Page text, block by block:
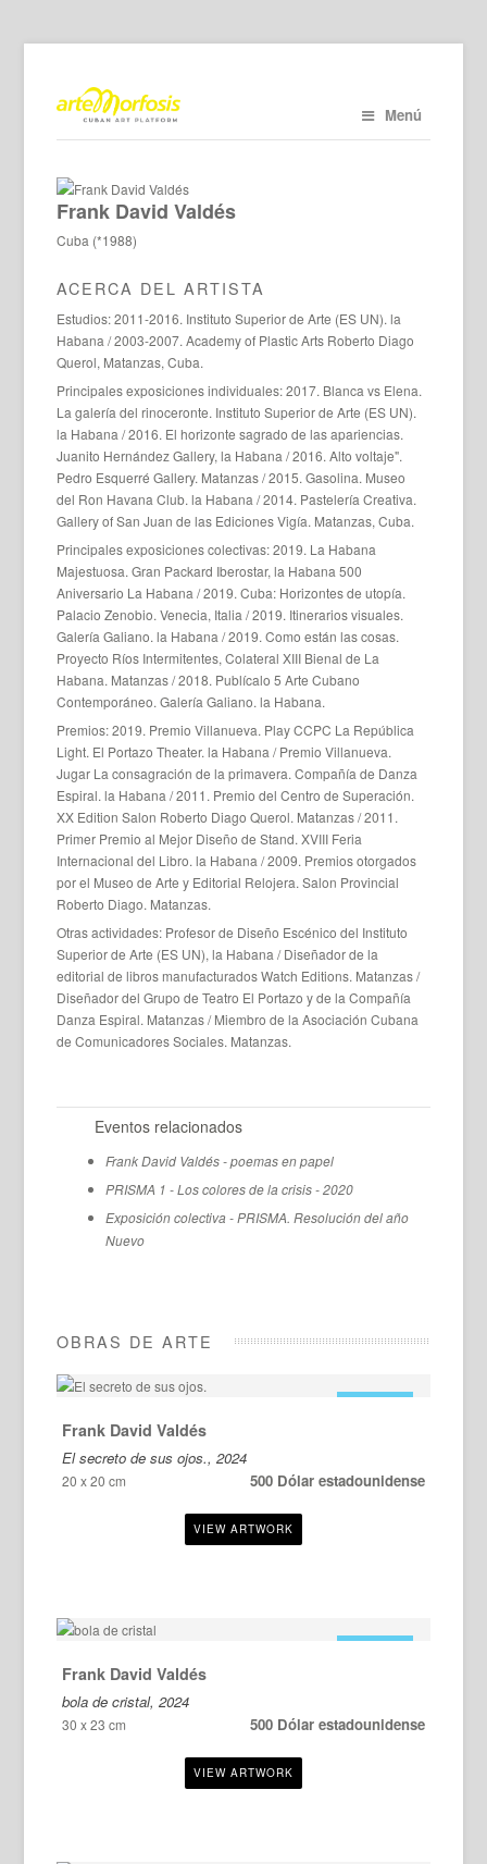
Menú
Frank David Valdés
Cuba (*1988)
ACERCA DEL ARTISTA
Estudios: 2011-2016. Instituto Superior de Arte (ES UN). la
Habana / 2003-2007. Academy of Plastic Arts Roberto Diago
Querol, Matanzas, Cuba.
Principales exposiciones individuales: 2017. Blanca vs Elena.
La galería del rinoceronte. Instituto Superior de Arte (ES UN).
la Habana / 2016. El horizonte sagrado de las apariencias.
Juanito Hernández Gallery, la Habana / 2016. Alto voltaje".
Pedro Esquerré Gallery. Matanzas / 2015. Gasolina. Museo
del Ron Havana Club. la Habana / 2014. Pastelería Creativa.
Gallery of San Juan de las Ediciones Vigía. Matanzas, Cuba.
Principales exposiciones colectivas: 2019. La Habana
Majestuosa. Gran Packard Iberostar, la Habana 500
Aniversario La Habana / 2019. Cuba: Horizontes de utopía.
Palacio Zenobio. Venecia, Italia / 2019. Itinerarios visuales.
Galería Galiano. la Habana / 2019. Como están las cosas.
Proyecto Ríos Intermitentes, Colateral XIII Bienal de La
Habana. Matanzas / 2018. Publícalo 5 Arte Cubano
Contemporáneo. Galería Galiano. la Habana.
Premios: 2019. Premio Villanueva. Play CCPC La República
Light. El Portazo Theater. la Habana / Premio Villanueva.
Jugar La consagración de la primavera. Compañía de Danza
Espiral. la Habana / 2011. Premio del Centro de Superación.
XX Edition Salon Roberto Diago Querol. Matanzas / 2011.
Primer Premio al Mejor Diseño de Stand. XVIII Feria
Internacional del Libro. la Habana / 2009. Premios otorgados
por el Museo de Arte y Editorial Relojera. Salon Provincial
Roberto Diago. Matanzas.
Otras actividades: Profesor de Diseño Escénico del Instituto
Superior de Arte (ES UN), la Habana / Diseñador de la
editorial de libros manufacturados Watch Editions. Matanzas /
Diseñador del Grupo de Teatro El Portazo y de la Compañía
Danza Espiral. Matanzas / Miembro de la Asociación Cubana
de Comunicadores Sociales. Matanzas.
Eventos relacionados
Frank David Valdés - poemas en papel
PRISMA 1 - Los colores de la crisis - 2020
Exposición colectiva - PRISMA. Resolución del año
Nuevo
OBRAS DE ARTE
Frank David Valdés
El secreto de sus ojos., 2024
20 x 20 cm 500 Dólar estadounidense
Frank David Valdés
bola de cristal, 2024
30 x 23 cm 500 Dólar estadounidense